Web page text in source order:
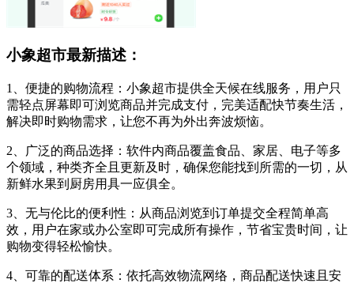
小象超市最新描述：
1、便捷的购物流程：小象超市提供全天候在线服务，用户只
需轻点屏幕即可浏览商品并完成支付，完美适配快节奏生活，
解决即时购物需求，让您不再为外出奔波烦恼。
2、广泛的商品选择：软件内商品覆盖食品、家居、电子等多
个领域，种类齐全且更新及时，确保您能找到所需的一切，从
新鲜水果到厨房用具一应俱全。
3、无与伦比的便利性：从商品浏览到订单提交全程简单高
效，用户在家或办公室即可完成所有操作，节省宝贵时间，让
购物变得轻松愉快。
4、可靠的配送体系：依托高效物流网络，商品配送快速且安